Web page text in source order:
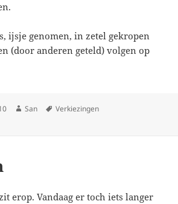
ijsje genomen, in zetel gekropen
(door anderen geteld) volgen op
Auteur
San Tags
Verkiezingen
erop. Vandaag er toch iets langer